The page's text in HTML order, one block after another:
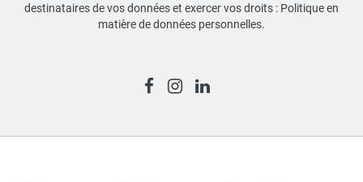
destinataires de vos données et exercer vos droits : Politique en
matière de données personnelles.